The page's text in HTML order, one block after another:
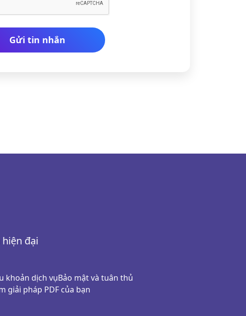
Gửi tin nhắn
đại
khoản dịch vụBảo mật và tuân thủ
giải pháp PDF của bạn